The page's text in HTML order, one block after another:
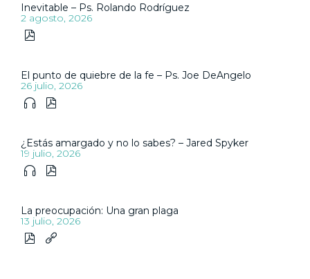
Inevitable – Ps. Rolando Rodríguez
2 agosto, 2026

El punto de quiebre de la fe – Ps. Joe DeAngelo
26 julio, 2026
 
¿Estás amargado y no lo sabes? – Jared Spyker
19 julio, 2026
 
La preocupación: Una gran plaga
13 julio, 2026
 